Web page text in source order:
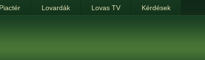
Piactér Lovardák Lovas TV Kérdések